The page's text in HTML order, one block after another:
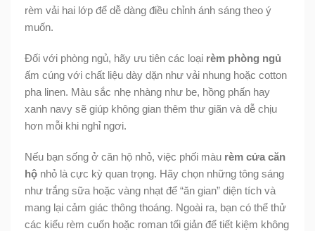
rèm vải hai lớp để dễ dàng điều chỉnh ánh sáng theo ý
muốn.
Đối với phòng ngủ, hãy ưu tiên các loại rèm phòng ngủ
ấm cúng với chất liệu dày dặn như vải nhung hoặc cotton
pha linen. Màu sắc nhẹ nhàng như be, hồng phấn hay
xanh navy sẽ giúp không gian thêm thư giãn và dễ chịu
hơn mỗi khi nghỉ ngơi.
Nếu bạn sống ở căn hộ nhỏ, việc phối màu rèm cửa căn
hộ nhỏ là cực kỳ quan trọng. Hãy chọn những tông sáng
như trắng sữa hoặc vàng nhạt để “ăn gian” diện tích và
mang lại cảm giác thông thoáng. Ngoài ra, bạn có thể thử
các kiểu rèm cuốn hoặc roman tối giản để tiết kiệm không